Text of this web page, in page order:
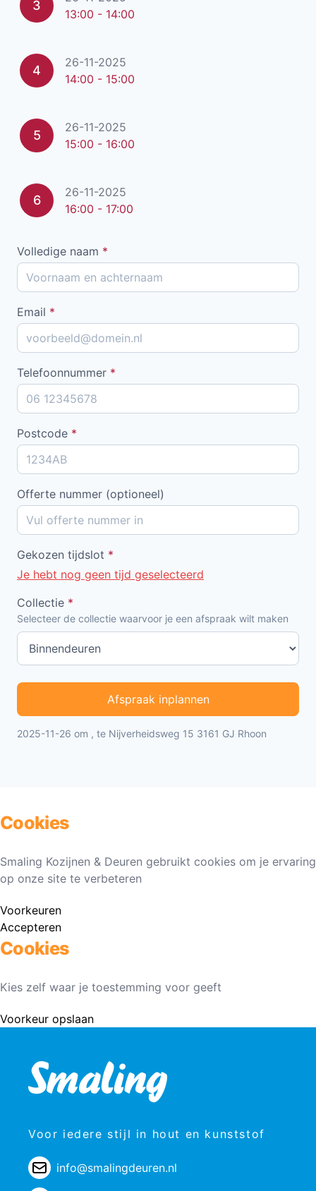
3
13:00 - 14:00
4
26-11-2025
14:00 - 15:00
5
26-11-2025
15:00 - 16:00
6
26-11-2025
16:00 - 17:00
Volledige naam *
Email *
Telefoonnummer *
Postcode *
Offerte nummer (optioneel)
Gekozen tijdslot *
Je hebt nog geen tijd geselecteerd
Collectie *
Selecteer de collectie waarvoor je een afspraak wilt maken
Afspraak inplannen
2025-11-26 om , te Nijverheidsweg 15 3161 GJ Rhoon
Cookies
Smaling Kozijnen & Deuren gebruikt cookies om je ervaring
op onze site te verbeteren
Voorkeuren
Accepteren
Cookies
Kies zelf waar je toestemming voor geeft
Voorkeur opslaan
Voor iedere stijl in hout en kunststof
info@smalingdeuren.nl